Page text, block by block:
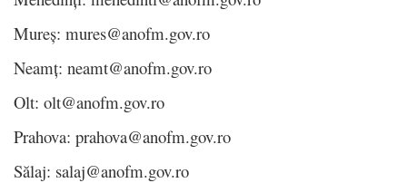
Mureș: mures@anofm.gov.ro
Neamț: neamt@anofm.gov.ro
Olt: olt@anofm.gov.ro
Prahova: prahova@anofm.gov.ro
Sălaj: salaj@anofm.gov.ro